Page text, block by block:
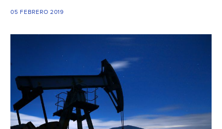
05 FEBRERO 2019